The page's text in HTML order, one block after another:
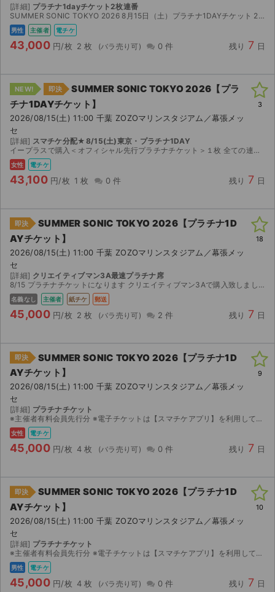
[詳細] プラチナ1dayチケット2枚連番
SUMMER SONIC TOKYO 2026 8月15日（土）プラチナ1DAYチケット 2枚 仕事の都合により参加できなくなったため出品いたします。 ・会場：ZOZOマリンスタジ...
男性 主催者 電チケ
43,000 円/枚 2 枚 0 件 残り 7 日
NEW! 即決
SUMMER SONIC TOKYO 2026【プラ
チナ1DAYチケット】
2026/08/15(土) 11:00 千葉 ZOZOマリンスタジアム／幕張メッ
セ
[詳細] スマチケ分配★8/15(土)東京・プラチナ1DAY
イープラスで購入＜オフィシャル先行プラチナチケット＞１枚 全ての連絡、分配URLの送付はチケジャム内で行います。 【プラチナ特典】専用ビューイングエリア / 専用ラウンジ / 専用トイレ /...
女性 電チケ
43,100 円/枚 1 枚 0 件 残り 7 日
3
即決
SUMMER SONIC TOKYO 2026【プラチナ1D
AYチケット】
2026/08/15(土) 11:00 千葉 ZOZOマリンスタジアム／幕張メッ
セ
[詳細] クリエイティブマン3A最速プラチナ席
8/15 プラチナチケットになります クリエイティブマン3Aで購入致しました 都合がつかなくなってしまったためお譲り致します プラチナ特典 専用ヴューイングエリア / 専用ラウン...
名義なし 主催者 紙チケ 郵送
45,000 円/枚 2 枚 2 件 残り 7 日
18
即決
SUMMER SONIC TOKYO 2026【プラチナ1D
AYチケット】
2026/08/15(土) 11:00 千葉 ZOZOマリンスタジアム／幕張メッ
セ
[詳細] プラチナチケット
※主催者有料会員先行分 ※電子チケットは【スマチケアプリ】を利用してのご入場となりますので、アプリのダウンロードをお願い致します。 ダウンロード期間になりましたら、取引連絡へスマチケ受取用Ｕ...
女性 電チケ
45,000 円/枚 4 枚 0 件 残り 7 日
9
即決
SUMMER SONIC TOKYO 2026【プラチナ1D
AYチケット】
2026/08/15(土) 11:00 千葉 ZOZOマリンスタジアム／幕張メッ
セ
[詳細] プラチナチケット
※主催者有料会員先行分 ※電子チケットは【スマチケアプリ】を利用してのご入場となりますので、アプリのダウンロードをお願い致します。 ダウンロード期間になりましたら、取引連絡へスマチケ受取用Ｕ...
男性 電チケ
45,000 円/枚 4 枚 0 件 残り 7 日
10